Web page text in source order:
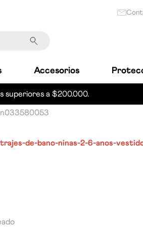
Accesorios
superiores a $200.000.
de-bano-ninas-2-6-anos-